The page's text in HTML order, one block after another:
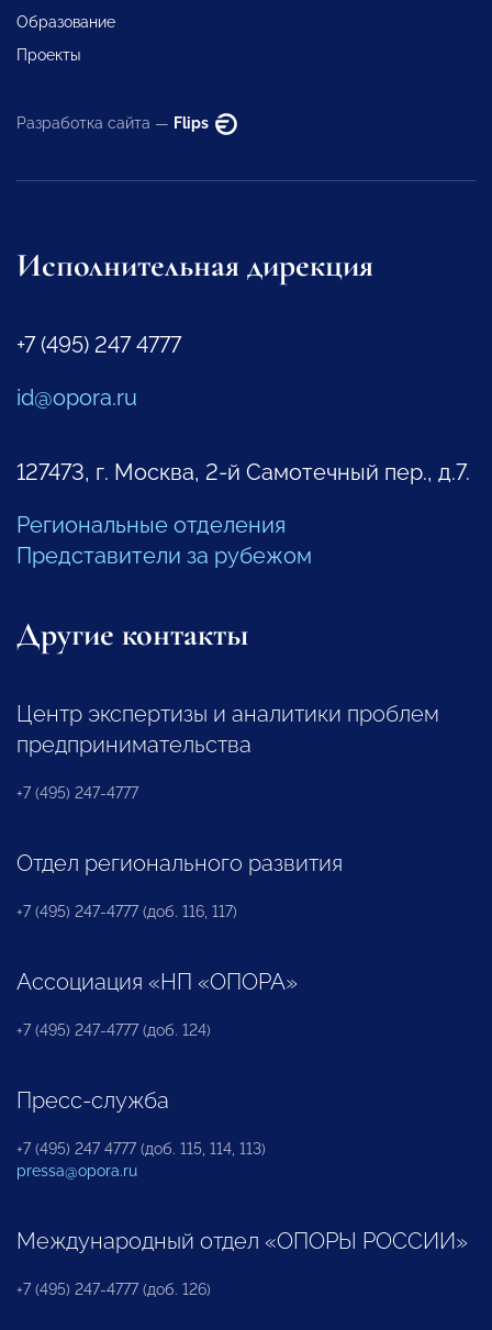
Образование
Проекты
Разработка сайта — Flips
Исполнительная дирекция
+7 (495) 247 4777
id@opora.ru
127473, г. Москва, 2-й Самотечный пер., д.7.
Региональные отделения
Представители за рубежом
Другие контакты
Центр экспертизы и аналитики проблем
предпринимательства
+7 (495) 247-4777
Отдел регионального развития
+7 (495) 247-4777 (доб. 116, 117)
Ассоциация «НП «ОПОРА»
+7 (495) 247-4777 (доб. 124)
Пресс-служба
+7 (495) 247 4777 (доб. 115, 114, 113)
pressa@opora.ru
Международный отдел «ОПОРЫ РОССИИ»
+7 (495) 247-4777 (доб. 126)